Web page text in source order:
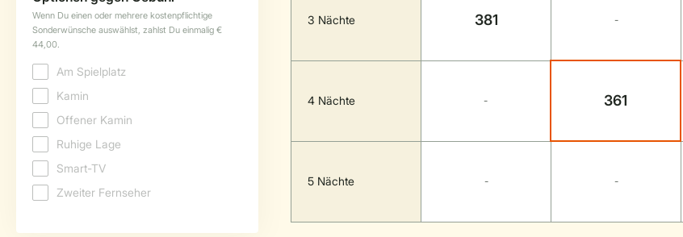
3 Nächte 381 -
4 Nächte - 361
5 Nächte - -